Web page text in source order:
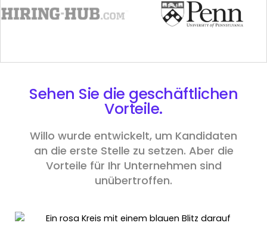
Sehen Sie die geschäftlichen
Vorteile.
Willo wurde entwickelt, um Kandidaten
an die erste Stelle zu setzen. Aber die
Vorteile für Ihr Unternehmen sind
unübertroffen.